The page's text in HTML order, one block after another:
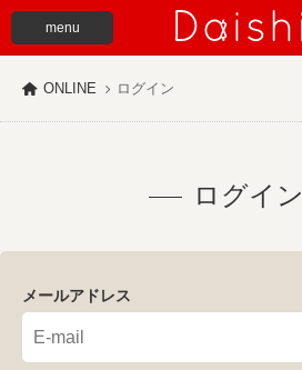
menu
ONLINE ログイン
ログイン
メールアドレス